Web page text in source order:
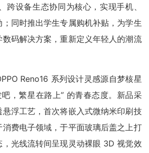
跨设备生态协同为核心，实现手机、
同时推出学生专属购机补贴，为学生
码解决方案，重新定义年轻人的潮流
Reno16 系列设计灵感源自梦核星
，繁星在路上” 的青春态度。新品采
浮工艺，首次将嵌入式微纳米印刷技
费电子领域，于平面玻璃后盖之上打
光线流转间呈现灵动裸眼 3D 视觉效